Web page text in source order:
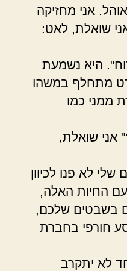
אני מחזיקה
שואלת, לאט:
היא נשמעת
מתחלף במשהו
ממני כמו
אני שואלת,
שלי לא פנו לכיוון
עם החיות האלה,
בשבטים שלכם,
חורפי בחברת
לא יתקרב